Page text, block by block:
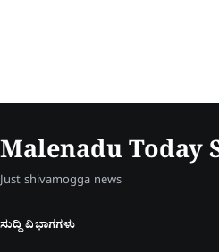
Malenadu Today
Just shivamogga news
ಸುದ್ದಿ ವಿಭಾಗಗಳು